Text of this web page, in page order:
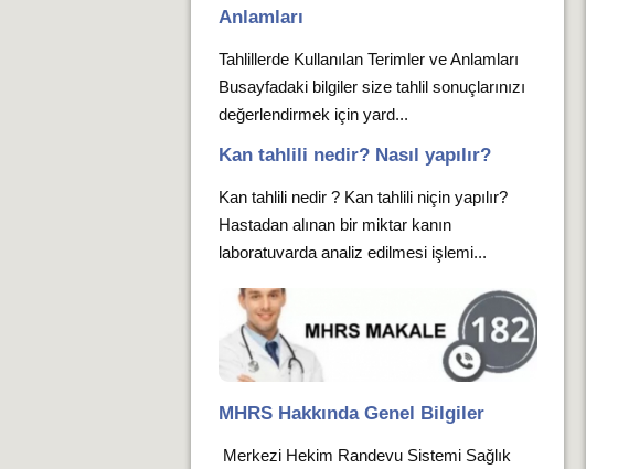
Anlamları
Tahlillerde Kullanılan Terimler ve Anlamları
Busayfadaki bilgiler size tahlil sonuçlarınızı
değerlendirmek için yard...
Kan tahlili nedir? Nasıl yapılır?
Kan tahlili nedir ? Kan tahlili niçin yapılır?
Hastadan alınan bir miktar kanın
laboratuvarda analiz edilmesi işlemi...
MHRS Hakkında Genel Bilgiler
Merkezi Hekim Randevu Sistemi Sağlık